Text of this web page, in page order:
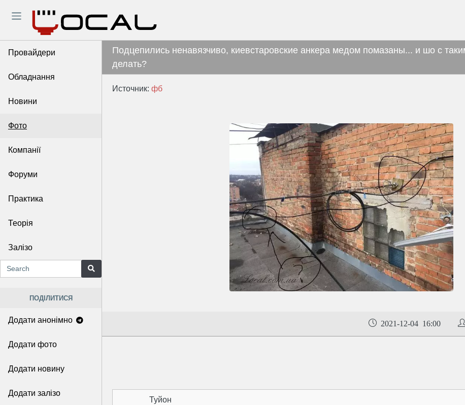
Провайдери
Обладнання
Новини
Фото
Компанії
Форуми
Практика
Теорія
Залізо
ПОДІЛИТИСЯ
Додати анонімно
Додати фото
Додати новину
Додати залізо
Подцепились ненавязчиво, киевстаровские анкера медом помазаны... и шо с
делать?
Источник: фб
2021-12-04 16:00
Туйон